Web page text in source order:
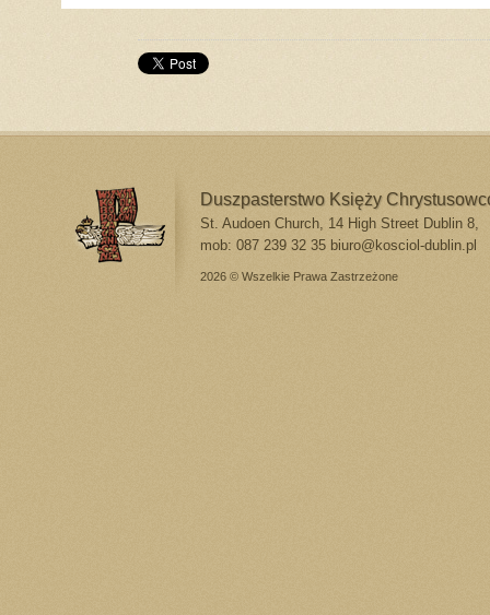
Duszpasterstwo Księży
St. Audoen Church, 14 High Street Dublin 8,
mob: 087 239 32 35 biuro@kosciol-dublin.pl
2026 © Wszelkie Prawa Zastrzeżone